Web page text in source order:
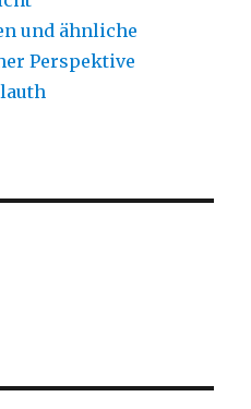
und ähnliche
Perspektive